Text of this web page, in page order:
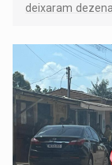
deixaram
territoriais e